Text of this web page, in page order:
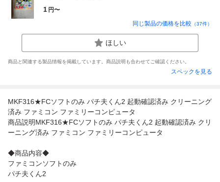
1 円〜
同じ製品の価格を比較 （37件）
ほしい
商品と関連する製品情報を掲載しています。商品説明も合わせてご確認ください。
スペックを見る
MKF316★FCソフトのみ パチ夫くん2 起動確認済み クリーニング
済み ファミコン ファミリーコンピュータ
商品説明MKF316★FCソフトのみ パチ夫くん2 起動確認済み クリ
ーニング済み ファミコン ファミリーコンピュータ
◆商品内容◆
ファミコンソフトのみ
パチ夫くん2